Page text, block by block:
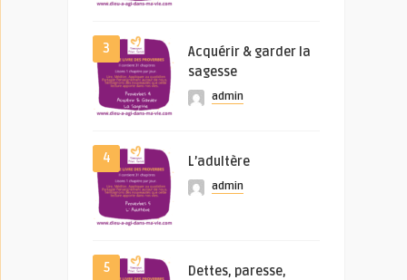
3
Acquérir & garder la
sagesse
admin
4 L’adultère
admin
5
Dettes, paresse,